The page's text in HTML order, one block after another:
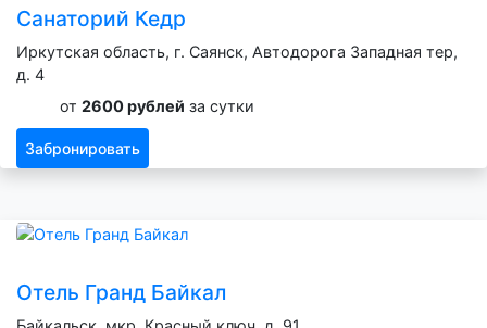
Санаторий Кедр
Иркутская область, г. Саянск, Автодорога Западная тер,
д. 4
от 2600 рублей за сутки
Забронировать
Отель Гранд Байкал